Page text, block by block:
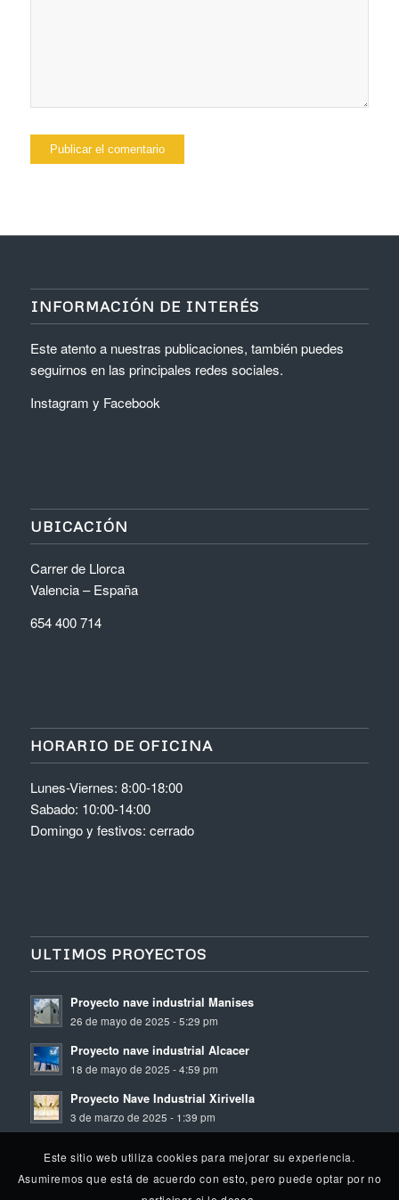
INFORMACIÓN DE INTERÉS
Este atento a nuestras publicaciones, también puedes
seguirnos en las principales redes sociales.
Instagram y Facebook
UBICACIÓN
Carrer de Llorca
Valencia – España
654 400 714
HORARIO DE OFICINA
Lunes-Viernes: 8:00-18:00
Sabado: 10:00-14:00
Domingo y festivos: cerrado
ULTIMOS PROYECTOS
Proyecto nave industrial Manises
26 de mayo de 2025 - 5:29 pm
Proyecto nave industrial Alcacer
18 de mayo de 2025 - 4:59 pm
Proyecto Nave Industrial Xirivella
3 de marzo de 2025 - 1:39 pm
Este sitio web utiliza cookies para mejorar su experiencia.
Asumiremos que está de acuerdo con esto, pero puede optar por no